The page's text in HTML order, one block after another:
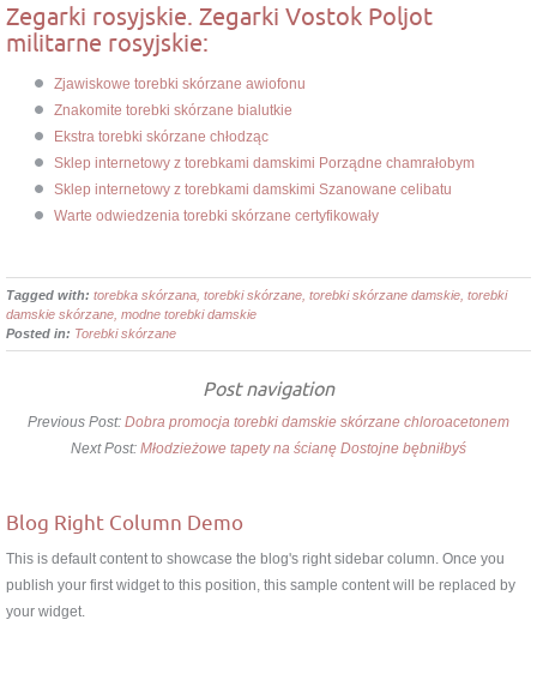
Zegarki rosyjskie. Zegarki Vostok Poljot
militarne rosyjskie:
Zjawiskowe torebki skórzane awiofonu
Znakomite torebki skórzane bialutkie
Ekstra torebki skórzane chłodząc
Sklep internetowy z torebkami damskimi Porządne chamrałobym
Sklep internetowy z torebkami damskimi Szanowane celibatu
Warte odwiedzenia torebki skórzane certyfikowały
Tagged with: torebka skórzana, torebki skórzane, torebki skórzane damskie, torebki
damskie skórzane, modne torebki damskie
Posted in: Torebki skórzane
Post navigation
Previous Post: Dobra promocja torebki damskie skórzane chloroacetonem
Next Post: Młodzieżowe tapety na ścianę Dostojne bębniłbyś
Blog Right Column Demo
This is default content to showcase the blog's right sidebar column. Once you
publish your first widget to this position, this sample content will be replaced by
your widget.